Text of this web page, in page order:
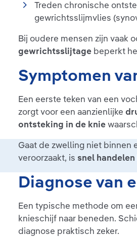
Treden chronische
gewrichtsslijmvlies
Bij oudere mensen zijn vaak
gewrichtsslijtage beperkt
Symptomen
Een eerste teken van een
zorgt voor een aanzienlijke
ontsteking in de knie
Gaat de zwelling niet binnen
veroorzaakt, is snel handelen
Diagnose van
Een typische methode om
knieschijf naar beneden.
diagnose praktisch zeker.